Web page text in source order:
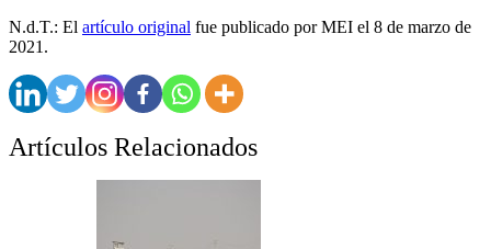
N.d.T.: El artículo original fue publicado por MEI el 8 de marzo de
2021.
Artículos Relacionados